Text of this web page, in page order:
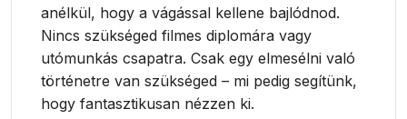
anélkül, hogy a vágással kellene bajlódnod.
Nincs szükséged filmes diplomára vagy
utómunkás csapatra. Csak egy elmesélni való
történetre van szükséged – mi pedig segítünk,
hogy fantasztikusan nézzen ki.